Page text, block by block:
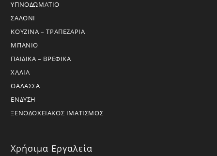
ΥΠΝΟΔΩΜΑΤΙΟ
ΣΑΛΟΝΙ
ΚΟΥΖΙΝΑ – ΤΡΑΠΕΖΑΡΙΑ
ΜΠΑΝΙΟ
ΠΑΙΔΙΚΑ – ΒΡΕΦΙΚΑ
ΧΑΛΙΑ
ΘΑΛΑΣΣΑ
ΕΝΔΥΣΗ
ΞΕΝΟΔΟΧΕΙΑΚΟΣ ΙΜΑΤΙΣΜΟΣ
Χρήσιμα Εργαλεία